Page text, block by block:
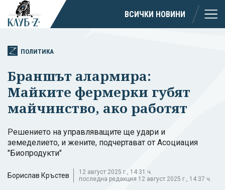
ВСИЧКИ НОВИНИ
ПОЛИТИКА
Браншът алармира:
Майките фермерки губят
майчинство, ако работят
Решението на управляващите ще удари и
земеделието, и жените, подчертават от Асоциация
"Биопродукти"
Борислав Кръстев
12 август 2025 г., 14:31 ч.
последна редакция 12 август 2025 г., 14:37 ч.